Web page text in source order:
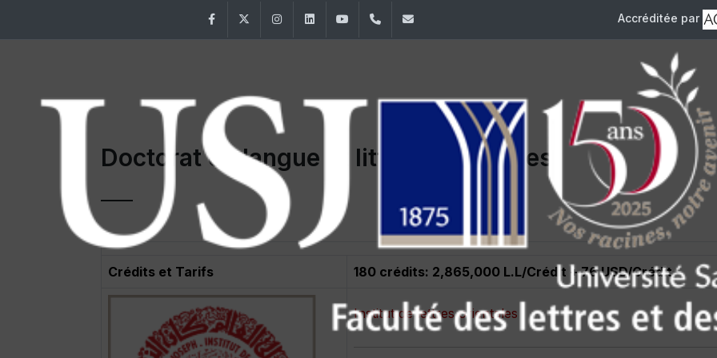
FacebookTwitter InstagramLinkedInYouTube+961 (1) 421 000 Accréditée par
Doctorat en langue et littérature arabes
Crédits et Tarifs 180 crédits: 2,865,000 L.L/Crédit + 76 USD/Crédit
Institut de lettres orientales